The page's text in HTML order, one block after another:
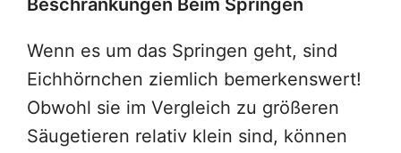
Beschränkungen Beim Springen
Wenn es um das Springen geht, sind
Eichhörnchen ziemlich bemerkenswert!
Obwohl sie im Vergleich zu größeren
Säugetieren relativ klein sind, können